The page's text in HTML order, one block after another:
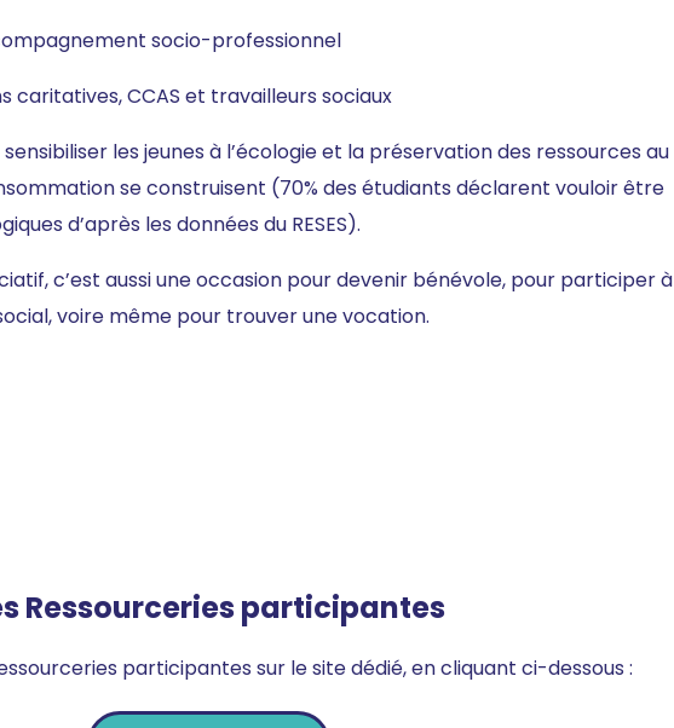
socio-professionnel
caritatives, CCAS et travailleurs sociaux
les jeunes à l’écologie et la préservation des ressources au
se construisent (70% des étudiants déclarent vouloir être
d’après les données du RESES).
c’est aussi une occasion pour devenir bénévole, pour participer à
voire même pour trouver une vocation.
Ressourceries participantes
participantes sur le site dédié, en cliquant ci-dessous :